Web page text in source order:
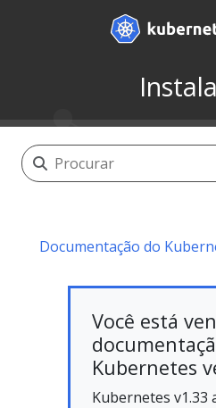
Documentação do
Você está
Kubernetes
Kubernetes v1.33